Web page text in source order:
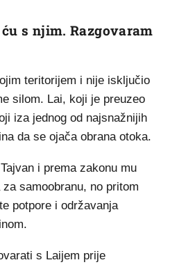
s njim. Razgovaram
teritorijem i nije isključio
silom. Lai, koji je preuzeo
iza jednog od najsnažnijih
da se ojača obrana otoka.
i prema zakonu mu
samoobranu, no pritom
potpore i održavanja
s Laijem prije